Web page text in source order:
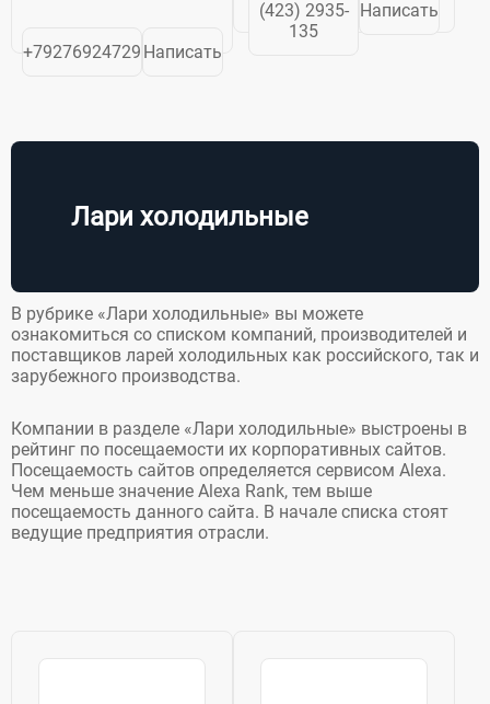
Холодильное
Морозильное
оборудование...
+79276924729 Написать
инструмента и
расходных
холодильного
...
(423) 2935-
135
Написать
Лари холодильные
В рубрике «Лари холодильные» вы можете
ознакомиться со списком компаний, производителей и
поставщиков ларей холодильных как российского, так и
зарубежного производства.
Компании в разделе «Лари холодильные» выстроены в
рейтинг по посещаемости их корпоративных сайтов.
Посещаемость сайтов определяется сервисом Alexa.
Чем меньше значение Alexa Rank, тем выше
посещаемость данного сайта. В начале списка стоят
ведущие предприятия отрасли.